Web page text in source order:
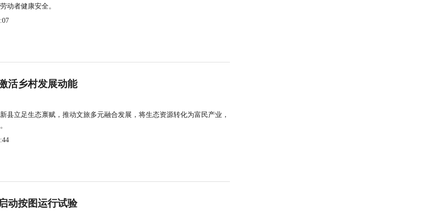
动者健康安全。
活乡村发展动能
县立足生态禀赋，推动文旅多元融合发展，将生态资源转化为富民产业，
动按图运行试验